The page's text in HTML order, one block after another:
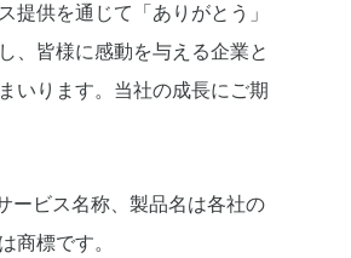
提供を通じて「ありがとう」
、皆様に感動を与える企業と
いります。当社の成長にご期
ービス名称、製品名は各社の
商標です。